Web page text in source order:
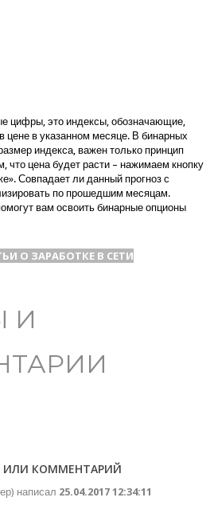
цифры, это индексы, обозначающие,
цене в указанном месяце. В бинарных
индекса, важен только принцип
что цена будет расти – нажимаем кнопку
Совпадает ли данный прогноз с
по прошедшим месяцам.
вам освоить бинарные опционы
О ЗАРАБОТКЕ В СЕТИ
И
ИЛИ КОММЕНТАРИЙ
написал 25.04.2017 12:34:11